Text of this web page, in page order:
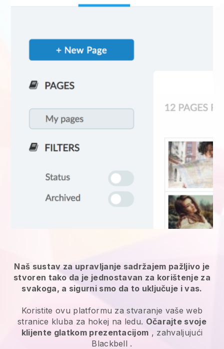
Naš sustav za upravljanje sadržajem pažljivo je
stvoren tako da je jednostavan za korištenje za
svakoga, a sigurni smo da to uključuje i vas.
Koristite ovu platformu za stvaranje vaše web
stranice kluba za hokej na ledu. Očarajte svoje
klijente glatkom prezentacijom , zahvaljujući
Blackbell .